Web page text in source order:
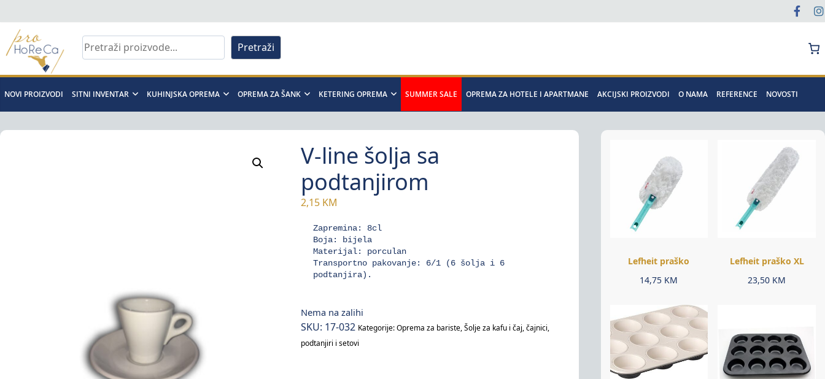
to
content
Pro
Horeca
d.o.o
Pretraži
NOVI PROIZVODI SITNI INVENTAR KUHINJSKA OPREMA OPREMA ZA ŠANK KETERING OPREMA SUMMER SALE OPREMA ZA HOTELE I APARTMANE AKCIJSKI PROIZVODI O NAMA REFERENCE NOVOSTI
V-line šolja sa
podtanjirom
2,15 KM
Zapremina: 8cl
Boja: bijela
Materijal: porculan
Transportno pakovanje: 6/1 (6 šolja i 6
podtanjira).
Nema na zalihi
SKU: 17-032 Kategorije:Oprema za bariste,Šolje za kafu i čaj, čajnici,
podtanjiri i setovi
Lefheit praško
14,75 KM
Lefheit praško XL
23,50 KM